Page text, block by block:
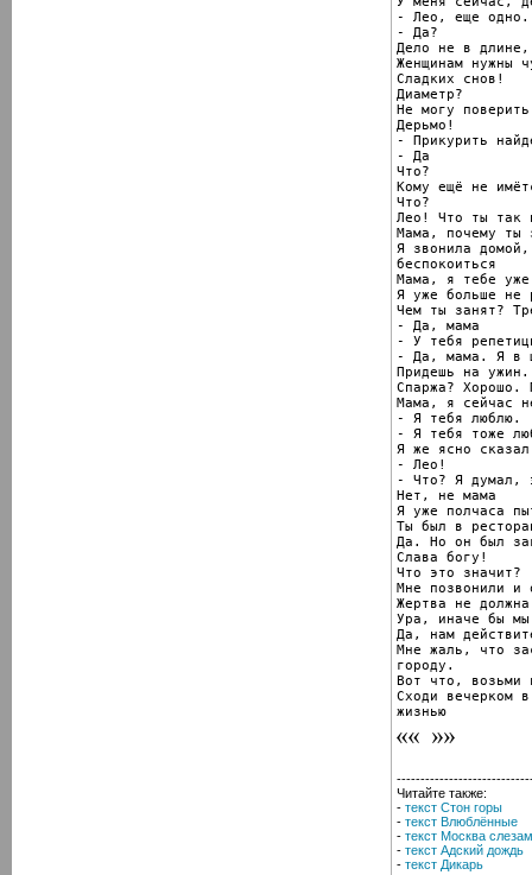
- Лео, еще одно.
- Да?
Дело не в
Женщинам нужны
Сладких снов!
Диаметр?
Не могу поверить
Дерьмо!
- Прикурить
- Да
Что?
Кому ещё не
Что?
Лео! Что ты так
Мама, почему ты
Я звонила
беспокоиться
Мама, я тебе
Я уже больше не
Чем ты занят?
- Да, мама
- У тебя
- Да, мама. Я в
Придешь на ужин.
Спаржа? Хорошо.
Мама, я сейчас
- Я тебя люблю.
- Я тебя тоже
Я же ясно
- Лео!
- Что? Я думал,
Нет, не мама
Я уже полчаса
Ты был в
Да. Но он был
Слава богу!
Что это значит?
Мне позвонили и
Жертва не
Ура, иначе бы мы
Да, нам
Мне жаль, что
городу.
Вот что, возьми
Сходи вечерком
жизнью
Читайте также:
- текст Стон горы
- текст Влюблённые
- текст Москва
- текст Адский дождь
- текст Дикарь